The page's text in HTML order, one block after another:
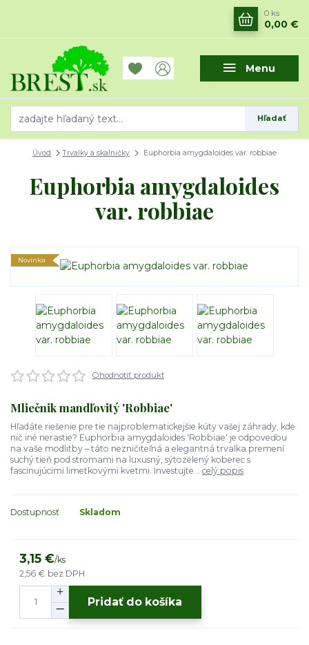
Menu
Hľadať
0 ks
0,00 €
Úvod Trvalky a skalničky Euphorbia amygdaloides var. robbiae
Euphorbia amygdaloides
var. robbiae
Novinka
Ohodnotiť produkt
Mliečnik mandľovitý 'Robbiae'
Hľadáte riešenie pre tie najproblematickejšie kúty vašej záhrady, kde
nič iné nerastie? Euphorbia amygdaloides 'Robbiae' je odpoveďou
na vaše modlitby – táto nezničiteľná a elegantná trvalka premení
suchý tieň pod stromami na luxusný, sýtozelený koberec s
fascinujúcimi limetkovými kvetmi. Investujte... celý popis
Dostupnosť Skladom
3,15 €/ks
2,56 € bez DPH
Pridať do košíka